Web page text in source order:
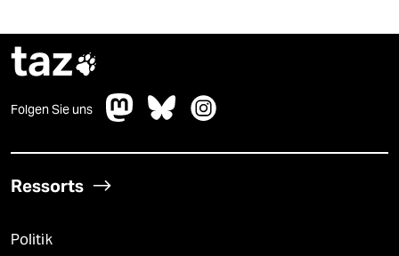
taz
Folgen Sie uns
Ressorts
Politik